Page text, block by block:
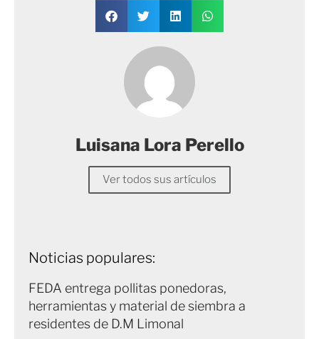
Luisana Lora Perello
Ver todos sus artículos
Noticias populares:
FEDA entrega pollitas ponedoras,
herramientas y material de siembra a
residentes de D.M Limonal